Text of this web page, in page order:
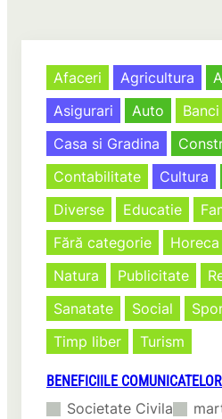
Afaceri Agricultura
Asigurari
Auto
Banci
Casa si Gradina
Contabilitate
Cultura
Diverse
Educatie
Fără categorie
Horeca
Natura
Publicitate
Sanatate
Social
Timp liber
Turism
BENEFICIILE
Societate Civila